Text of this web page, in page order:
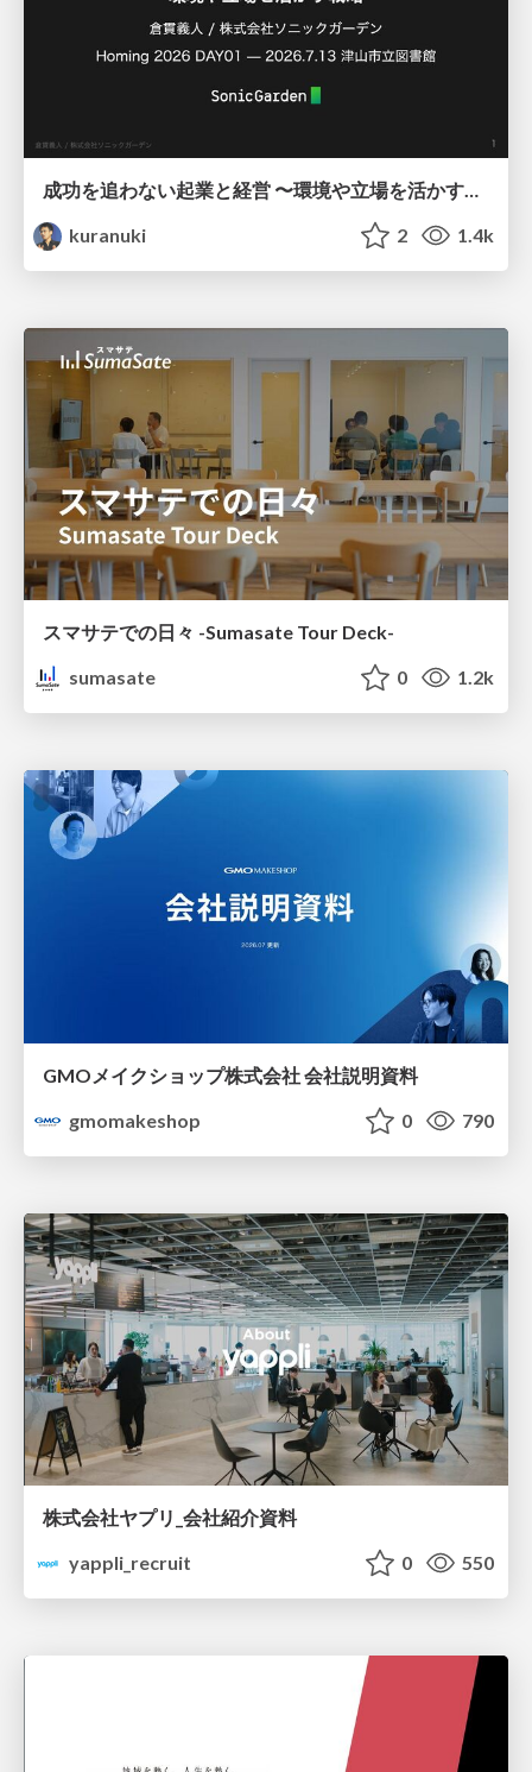
成功を追わない起業と経営 〜環境や立場を活かす戦略（Homing 2026）
kuranuki
2 1.4k
スマサテでの日々 -Sumasate Tour Deck-
sumasate
0 1.2k
GMOメイクショップ株式会社 会社説明資料
gmomakeshop
0 790
株式会社ヤプリ_会社紹介資料
yappli_recruit
0 550